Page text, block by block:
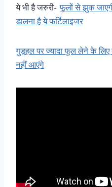
ये भी है जरुरी-फूलों से झुक
डालना है ये फर्टिलाइजर
गुड़हल पर ज्यादा फूल लेने के लिए
नहीं आएंगे